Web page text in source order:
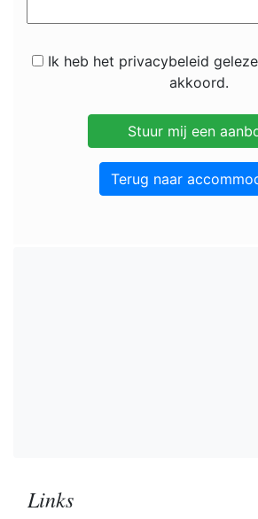
Ik heb het privacybeleid
akkoord.
Terug naar
Links